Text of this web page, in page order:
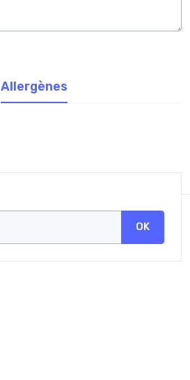
Allergènes
OK